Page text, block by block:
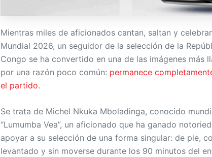
Mientras miles de aficionados cantan, saltan y
Mundial 2026, un seguidor de la selección de la
Congo se ha convertido en una de las imágenes más
por una razón poco común: permanece
el partido.
Se trata de Michel Nkuka Mboladinga, conocido
“Lumumba Vea”, un aficionado que ha ganado
apoyar a su selección de una forma singular: de pie,
levantado y sin moverse durante los 90 minutos del